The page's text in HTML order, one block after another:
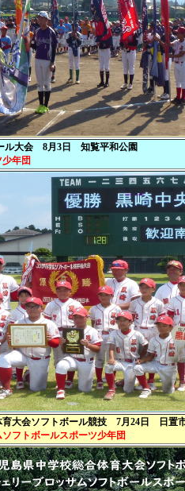
ル大会 8月3日 知覧平和公園
年団
大会ソフトボール競技 7月24日 日置
フトボールスポーツ少年団